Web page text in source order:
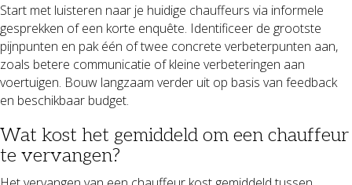
Start met luisteren naar je huidige chauffeurs via informele
gesprekken of een korte enquête. Identificeer de grootste
pijnpunten en pak één of twee concrete verbeterpunten aan,
zoals betere communicatie of kleine verbeteringen aan
voertuigen. Bouw langzaam verder uit op basis van feedback
en beschikbaar budget.
Wat kost het gemiddeld om een chauffeur
te vervangen?